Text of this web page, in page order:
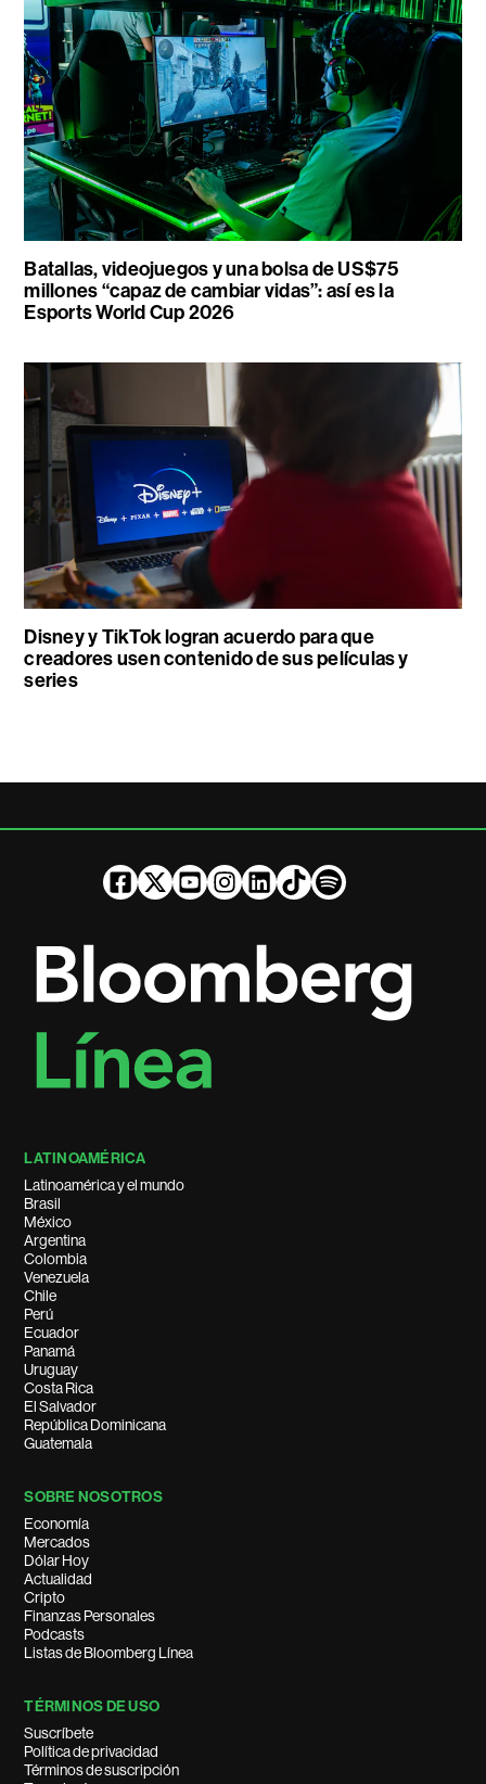
Batallas, videojuegos y una bolsa de US$75
millones “capaz de cambiar vidas”: así es la
Esports World Cup 2026
Disney y TikTok logran acuerdo para que
creadores usen contenido de sus películas y
series
LATINOAMÉRICA
Latinoamérica y el mundo
Brasil
México
Argentina
Colombia
Venezuela
Chile
Perú
Ecuador
Panamá
Uruguay
Costa Rica
El Salvador
República Dominicana
Guatemala
SOBRE NOSOTROS
Economía
Mercados
Dólar Hoy
Actualidad
Cripto
Finanzas Personales
Podcasts
Listas de Bloomberg Línea
TÉRMINOS DE USO
Suscríbete
Política de privacidad
Términos de suscripción